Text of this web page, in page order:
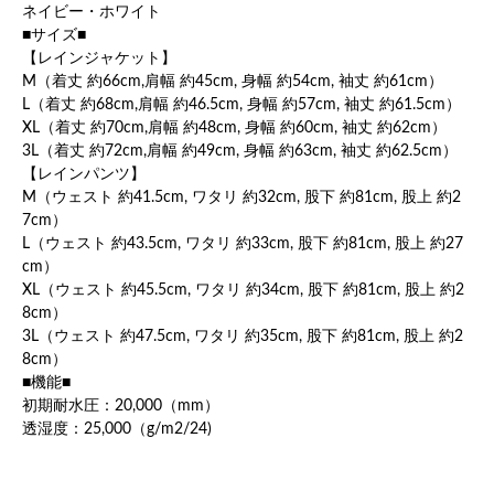
ネイビー・ホワイト
■サイズ■
【レインジャケット】
M（着丈 約66cm,肩幅 約45cm, 身幅 約54cm, 袖丈 約61cm）
L（着丈 約68cm,肩幅 約46.5cm, 身幅 約57cm, 袖丈 約61.5cm）
XL（着丈 約70cm,肩幅 約48cm, 身幅 約60cm, 袖丈 約62cm）
3L（着丈 約72cm,肩幅 約49cm, 身幅 約63cm, 袖丈 約62.5cm）
【レインパンツ】
M（ウェスト 約41.5cm, ワタリ 約32cm, 股下 約81cm, 股上 約2
7cm）
L（ウェスト 約43.5cm, ワタリ 約33cm, 股下 約81cm, 股上 約27
cm）
XL（ウェスト 約45.5cm, ワタリ 約34cm, 股下 約81cm, 股上 約2
8cm）
3L（ウェスト 約47.5cm, ワタリ 約35cm, 股下 約81cm, 股上 約2
8cm）
■機能■
初期耐水圧：20,000（mm）
透湿度：25,000（g/m2/24)